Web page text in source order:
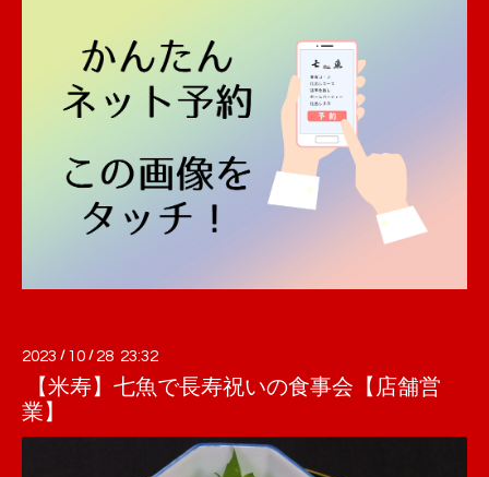
2023 / 10 / 28 23:32
【米寿】七魚で長寿祝いの食事会【店舗営
業】